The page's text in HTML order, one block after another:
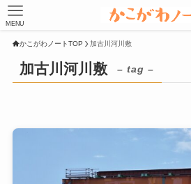
MENU
かこがわノートTOP 加古川河川敷
加古川河川敷 – tag –